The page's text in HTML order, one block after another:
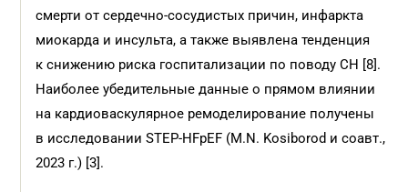
смерти от сердечно-сосудистых причин, инфаркта
миокарда и инсульта, а также выявлена тенденция
к снижению риска госпитализации по поводу СН [8].
Наиболее убедительные данные о прямом влиянии
на кардиоваскулярное ремоделирование получены
в исследовании STEP-HFpEF (M.N. Kosiborod и соавт.,
2023 г.) [3].